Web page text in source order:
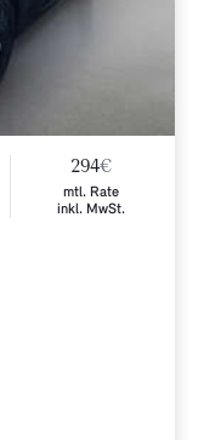
294€
mtl. Rate
inkl. MwSt.